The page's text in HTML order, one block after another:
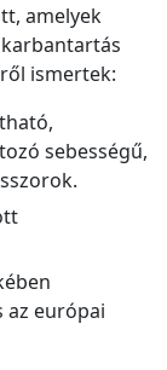
amelyek
ismertek:
sebességű,
az európai